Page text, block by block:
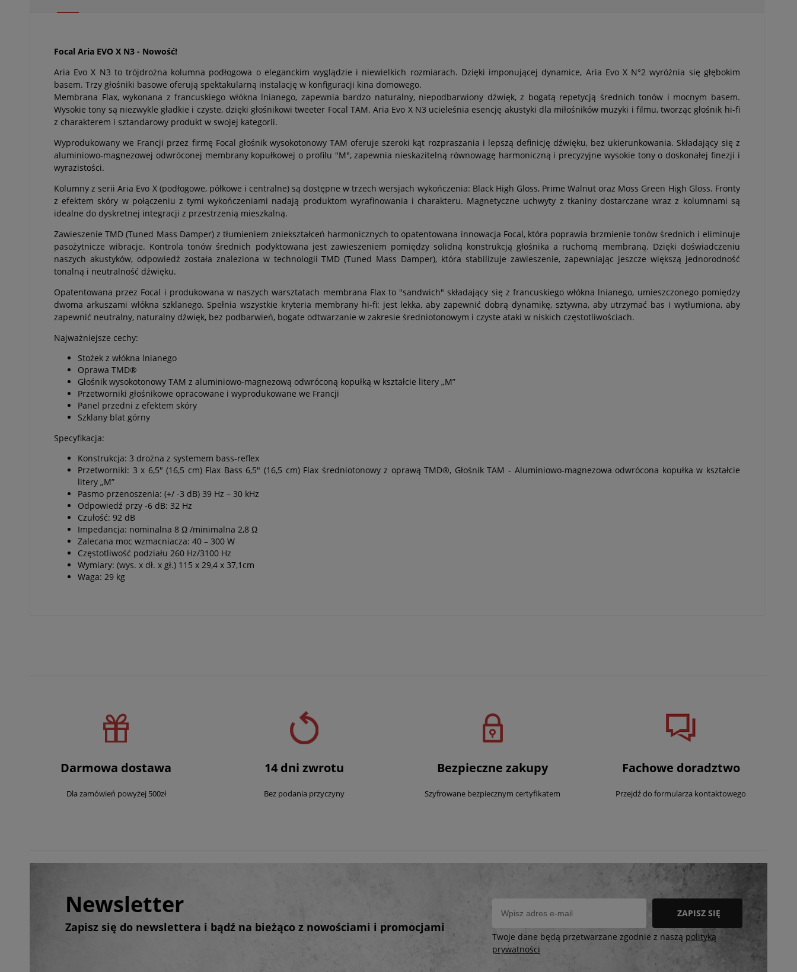
Focal Aria EVO X N3 - Nowość!
Aria Evo X N3 to trójdrożna kolumna podłogowa o eleganckim wyglądzie i niewielkich rozmiarach. Dzięki imponującej dynamice, Aria Evo X N°2 wyróżnia się głębokim
basem. Trzy głośniki basowe oferują spektakularną instalację w konfiguracji kina domowego.
Membrana Flax, wykonana z francuskiego włókna lnianego, zapewnia bardzo naturalny, niepodbarwiony dźwięk, z bogatą repetycją średnich tonów i mocnym basem.
Wysokie tony są niezwykle gładkie i czyste, dzięki głośnikowi tweeter Focal TAM. Aria Evo X N3 ucieleśnia esencję akustyki dla miłośników muzyki i filmu, tworząc głośnik hi-fi
z charakterem i sztandarowy produkt w swojej kategorii.
Wyprodukowany we Francji przez firmę Focal głośnik wysokotonowy TAM oferuje szeroki kąt rozpraszania i lepszą definicję dźwięku, bez ukierunkowania. Składający się z
aluminiowo-magnezowej odwróconej membrany kopułkowej o profilu "M", zapewnia nieskazitelną równowagę harmoniczną i precyzyjne wysokie tony o doskonałej finezji i
wyrazistości.
Kolumny z serii Aria Evo X (podłogowe, półkowe i centralne) są dostępne w trzech wersjach wykończenia: Black High Gloss, Prime Walnut oraz Moss Green High Gloss. Fronty
z efektem skóry w połączeniu z tymi wykończeniami nadają produktom wyrafinowania i charakteru. Magnetyczne uchwyty z tkaniny dostarczane wraz z kolumnami są
idealne do dyskretnej integracji z przestrzenią mieszkalną.
Zawieszenie TMD (Tuned Mass Damper) z tłumieniem zniekształceń harmonicznych to opatentowana innowacja Focal, która poprawia brzmienie tonów średnich i eliminuje
pasożytnicze wibracje. Kontrola tonów średnich podyktowana jest zawieszeniem pomiędzy solidną konstrukcją głośnika a ruchomą membraną. Dzięki doświadczeniu
naszych akustyków, odpowiedź została znaleziona w technologii TMD (Tuned Mass Damper), która stabilizuje zawieszenie, zapewniając jeszcze większą jednorodność
tonalną i neutralność dźwięku.
Opatentowana przez Focal i produkowana w naszych warsztatach membrana Flax to "sandwich" składający się z francuskiego włókna lnianego, umieszczonego pomiędzy
dwoma arkuszami włókna szklanego. Spełnia wszystkie kryteria membrany hi-fi: jest lekka, aby zapewnić dobrą dynamikę, sztywna, aby utrzymać bas i wytłumiona, aby
zapewnić neutralny, naturalny dźwięk, bez podbarwień, bogate odtwarzanie w zakresie średniotonowym i czyste ataki w niskich częstotliwościach.
Najważniejsze cechy:
Stożek z włókna lnianego
Oprawa TMD®
Głośnik wysokotonowy TAM z aluminiowo-magnezową odwróconą kopułką w kształcie litery „M”
Przetworniki głośnikowe opracowane i wyprodukowane we Francji
Panel przedni z efektem skóry
Szklany blat górny
Specyfikacja:
Konstrukcja: 3 drożna z systemem bass-reflex
Przetworniki: 3 x 6,5" (16,5 cm) Flax Bass 6,5" (16,5 cm) Flax średniotonowy z oprawą TMD®, Głośnik TAM - Aluminiowo-magnezowa odwrócona kopułka w kształcie
litery „M”
Pasmo przenoszenia: (+/ -3 dB) 39 Hz – 30 kHz
Odpowiedź przy -6 dB: 32 Hz
Czułość: 92 dB
Impedancja: nominalna 8 Ω /minimalna 2,8 Ω
Zalecana moc wzmacniacza: 40 – 300 W
Częstotliwość podziału 260 Hz/3100 Hz
Wymiary: (wys. x dł. x gł.) 115 x 29,4 x 37,1cm
Waga: 29 kg
Darmowa dostawa
Dla zamówień powyżej 500zł
14 dni zwrotu
Bez podania przyczyny
Bezpieczne zakupy
Szyfrowane bezpiecznym certyfikatem
Fachowe doradztwo
Przejdź do formularza kontaktowego
Newsletter
Zapisz się do newslettera i bądź na bieżąco z nowościami i promocjami
ZAPISZ SIĘ
Twoje dane będą przetwarzane zgodnie z naszą polityką
prywatności